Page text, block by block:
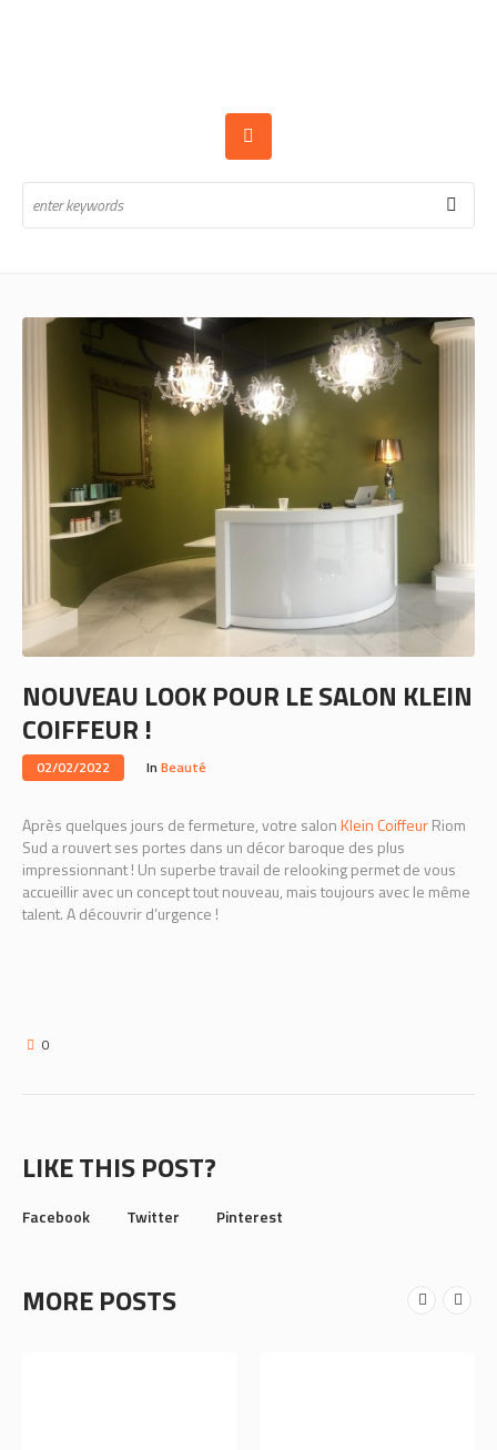
NOUVEAU LOOK POUR LE SALON KLEIN
COIFFEUR !
02/02/2022 In Beauté
Après quelques jours de fermeture, votre salonKlein CoiffeurRiom
Sud a rouvert ses portes dans un décor baroque des plus
impressionnant ! Un superbe travail de relooking permet de vous
accueillir avec un concept tout nouveau, mais toujours avec le même
talent. A découvrir d’urgence !
0
LIKE THIS POST?
Facebook Twitter Pinterest
MORE POSTS